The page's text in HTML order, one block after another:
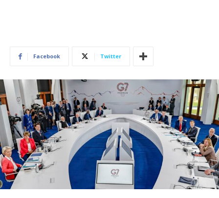
Facebook Twitter